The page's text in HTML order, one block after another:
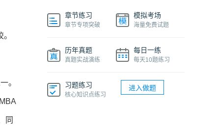
。
同
章节练习
章节专项突破
模拟考场
海量免费试题
历年真题
真题实战演练
每日一练
每天10题练习
习题练习
核心知识点练习
进入做题